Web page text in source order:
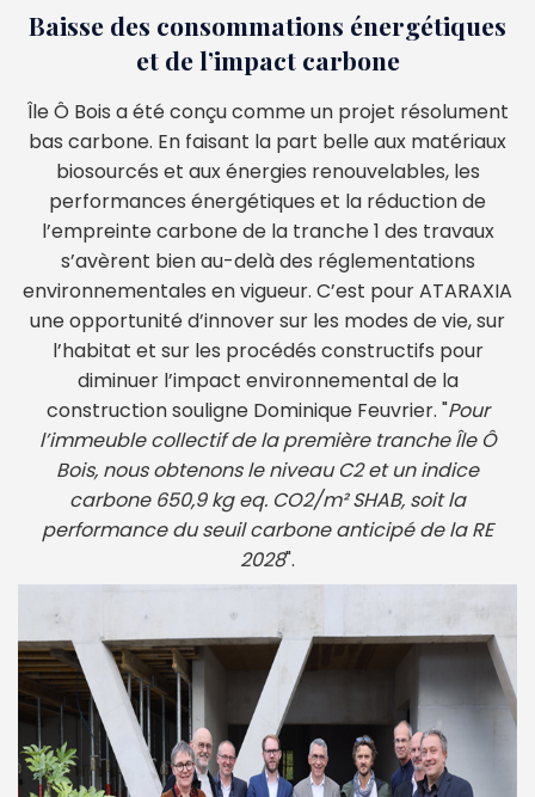
Baisse des consommations énergétiques
et de l’impact carbone
Île Ô Bois a été conçu comme un projet résolument
bas carbone. En faisant la part belle aux matériaux
biosourcés et aux énergies renouvelables, les
performances énergétiques et la réduction de
l’empreinte carbone de la tranche 1 des travaux
s’avèrent bien au-delà des réglementations
environnementales en vigueur. C’est pour ATARAXIA
une opportunité d’innover sur les modes de vie, sur
l’habitat et sur les procédés constructifs pour
diminuer l’impact environnemental de la
construction souligne Dominique Feuvrier. "Pour
l’immeuble collectif de la première tranche Île Ô
Bois, nous obtenons le niveau C2 et un indice
carbone 650,9 kg eq. CO2/m² SHAB, soit la
performance du seuil carbone anticipé de la RE
2028".